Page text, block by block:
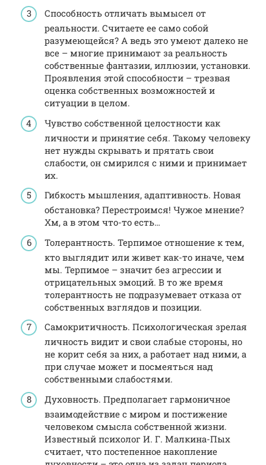
Способность отличать вымысел от
реальности. Считаете ее само собой
разумеющейся? А ведь это умеют далеко не
все – многие принимают за реальность
собственные фантазии, иллюзии, установки.
Проявления этой способности – трезвая
оценка собственных возможностей и
ситуации в целом.
Чувство собственной целостности как
личности и принятие себя. Такому человеку
нет нужды скрывать и прятать свои
слабости, он смирился с ними и принимает
их.
Гибкость мышления, адаптивность. Новая
обстановка? Перестроимся! Чужое мнение?
Хм, а в этом что-то есть…
Толерантность. Терпимое отношение к тем,
кто выглядит или живет как-то иначе, чем
мы. Терпимое – значит без агрессии и
отрицательных эмоций. В то же время
толерантность не подразумевает отказа от
собственных взглядов и позиции.
Самокритичность. Психологическая зрелая
личность видит и свои слабые стороны, но
не корит себя за них, а работает над ними, а
при случае может и посмеяться над
собственными слабостями.
Духовность. Предполагает гармоничное
взаимодействие с миром и постижение
человеком смысла собственной жизни.
Известный психолог И. Г. Малкина-Пых
считает, что постепенное накопление